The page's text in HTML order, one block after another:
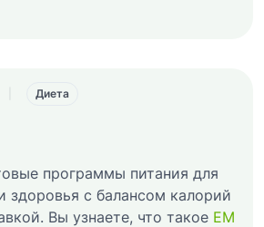
Диета
программы питания для
здоровья с балансом калорий
Вы узнаете, что такое ЕМ